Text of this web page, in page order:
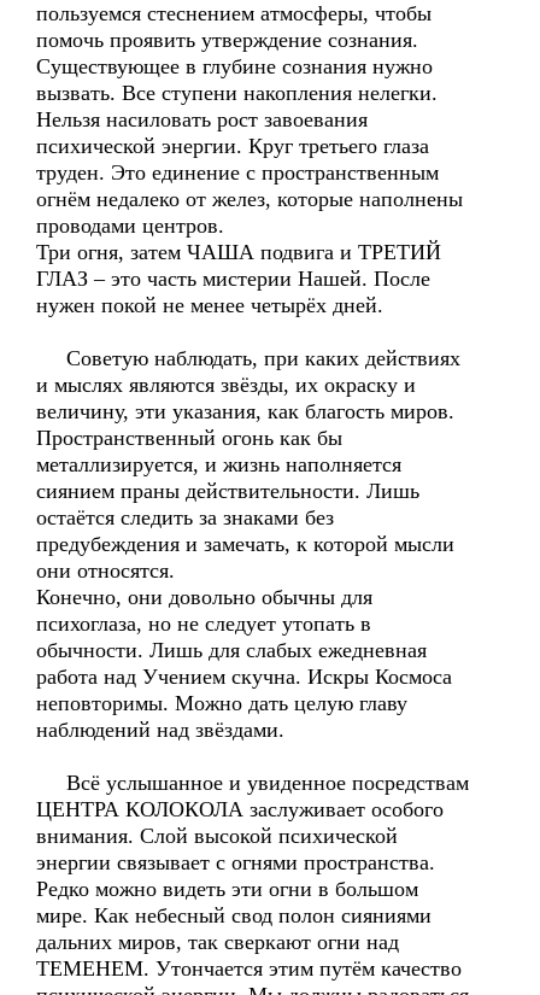
пользуемся стеснением атмосферы, чтобы
помочь проявить утверждение сознания.
Существующее в глубине сознания нужно
вызвать. Все ступени накопления нелегки.
Нельзя насиловать рост завоевания
психической энергии. Круг третьего глаза
труден. Это единение с пространственным
огнём недалеко от желез, которые наполнены
проводами центров.
Три огня, затем ЧАША подвига и ТРЕТИЙ
ГЛАЗ – это часть мистерии Нашей. После
нужен покой не менее четырёх дней.
Советую наблюдать, при каких действиях
и мыслях являются звёзды, их окраску и
величину, эти указания, как благость миров.
Пространственный огонь как бы
металлизируется, и жизнь наполняется
сиянием праны действительности. Лишь
остаётся следить за знаками без
предубеждения и замечать, к которой мысли
они относятся.
Конечно, они довольно обычны для
психоглаза, но не следует утопать в
обычности. Лишь для слабых ежедневная
работа над Учением скучна. Искры Космоса
неповторимы. Можно дать целую главу
наблюдений над звёздами.
Всё услышанное и увиденное посредствам
ЦЕНТРА КОЛОКОЛА заслуживает особого
внимания. Слой высокой психической
энергии связывает с огнями пространства.
Редко можно видеть эти огни в большом
мире. Как небесный свод полон сияниями
дальних миров, так сверкают огни над
ТЕМЕНЕМ. Утончается этим путём качество